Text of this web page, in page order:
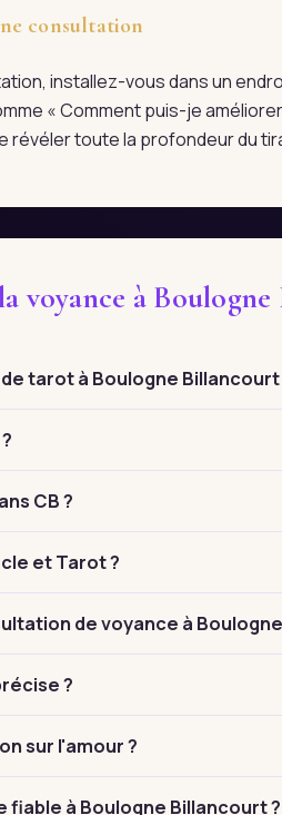
consultation
installez-vous dans un
« Comment puis-je
toute la profondeur du
voyance à
tarot à Boulogne Billancourt
CB ?
et Tarot ?
de voyance à
?
sur l'amour ?
à Boulogne Billancourt ?